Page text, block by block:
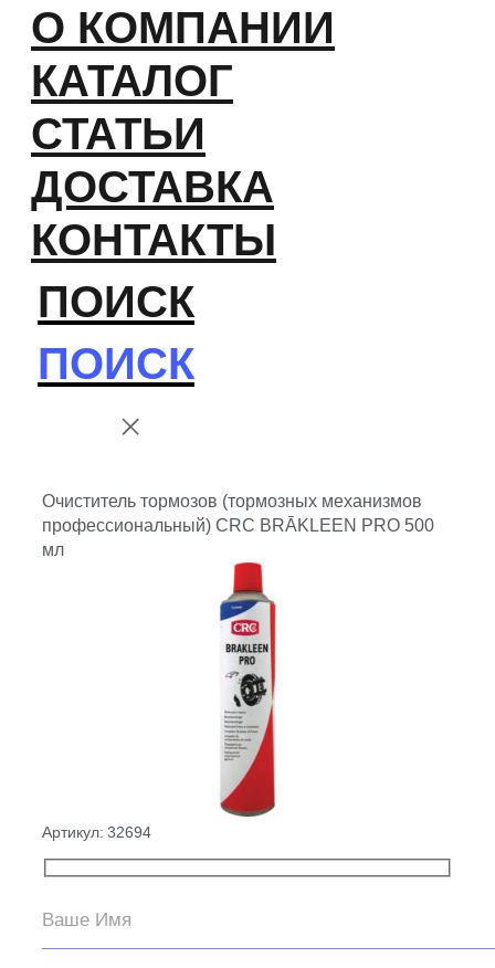
О КОМПАНИИ
КАТАЛОГ
СТАТЬИ
ДОСТАВКА
КОНТАКТЫ
ПОИСК
ПОИСК
Очиститель тормозов (тормозных механизмов
профессиональный) CRC BRĀKLEEN PRO 500
мл
Артикул: 32694